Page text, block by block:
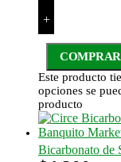
+
COMPRAR
Este producto
opciones se
producto
Bicarbonato de